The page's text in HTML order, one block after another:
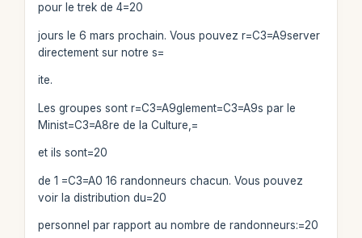
pour le trek de 4=20
jours le 6 mars prochain. Vous pouvez r=C3=A9server
directement sur notre s=
ite.
Les groupes sont r=C3=A9glement=C3=A9s par le
Minist=C3=A8re de la Culture,=
et ils sont=20
de 1 =C3=A0 16 randonneurs chacun. Vous pouvez
voir la distribution du=20
personnel par rapport au nombre de randonneurs:=20